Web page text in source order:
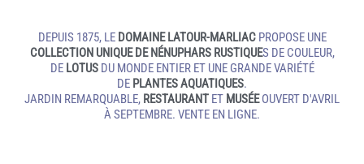
DEPUIS 1875, LE DOMAINE LATOUR-MARLIACPROPOSE UNE
COLLECTION UNIQUE DE NÉNUPHARS RUSTIQUES DE COULEUR,
DE LOTUSDU MONDE ENTIER ET UNE GRANDE VARIÉTÉ
DE PLANTES AQUATIQUES.
JARDIN REMARQUABLE, RESTAURANT ET MUSÉEOUVERT D'AVRIL
À SEPTEMBRE. VENTE EN LIGNE.